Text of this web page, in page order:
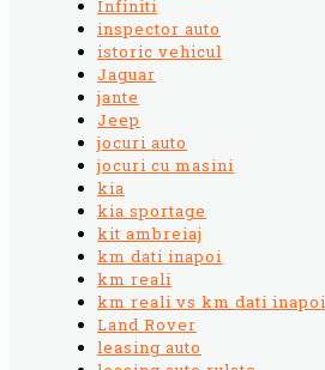
Infiniti
inspector auto
istoric vehicul
Jaguar
jante
Jeep
jocuri auto
jocuri cu masini
kia
kia sportage
kit ambreiaj
km dati inapoi
km reali
km reali vs km dati inapoi
Land Rover
leasing auto